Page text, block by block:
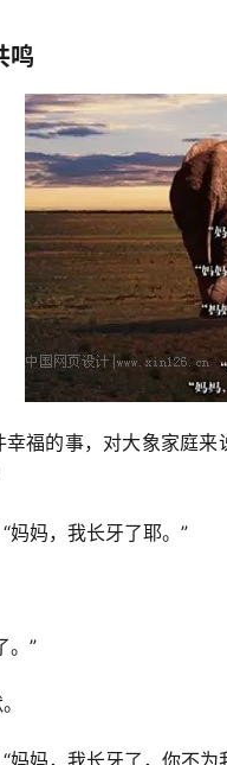
鸣
福的事，对大象家庭
妈妈，我长牙了耶。”
。”